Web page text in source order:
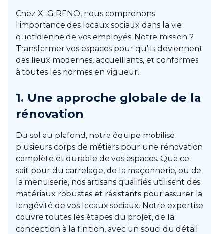
Chez XLG RENO, nous comprenons
l'importance des locaux sociaux dans la vie
quotidienne de vos employés. Notre mission ?
Transformer vos espaces pour qu'ils deviennent
des lieux modernes, accueillants, et conformes
à toutes les normes en vigueur.
1. Une approche globale de la
rénovation
Du sol au plafond, notre équipe mobilise
plusieurs corps de métiers pour une rénovation
complète et durable de vos espaces. Que ce
soit pour du carrelage, de la maçonnerie, ou de
la menuiserie, nos artisans qualifiés utilisent des
matériaux robustes et résistants pour assurer la
longévité de vos locaux sociaux. Notre expertise
couvre toutes les étapes du projet, de la
conception à la finition, avec un souci du détail